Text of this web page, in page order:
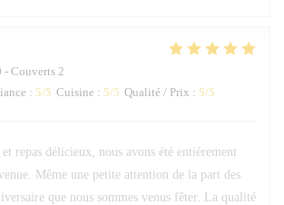
- Couverts 2
: 5/5 Cuisine : 5/5 Qualité / Prix : 5/5
repas délicieux, nous avons été entièrement
Même une petite attention de la part des
que nous sommes venus fêter. La qualité